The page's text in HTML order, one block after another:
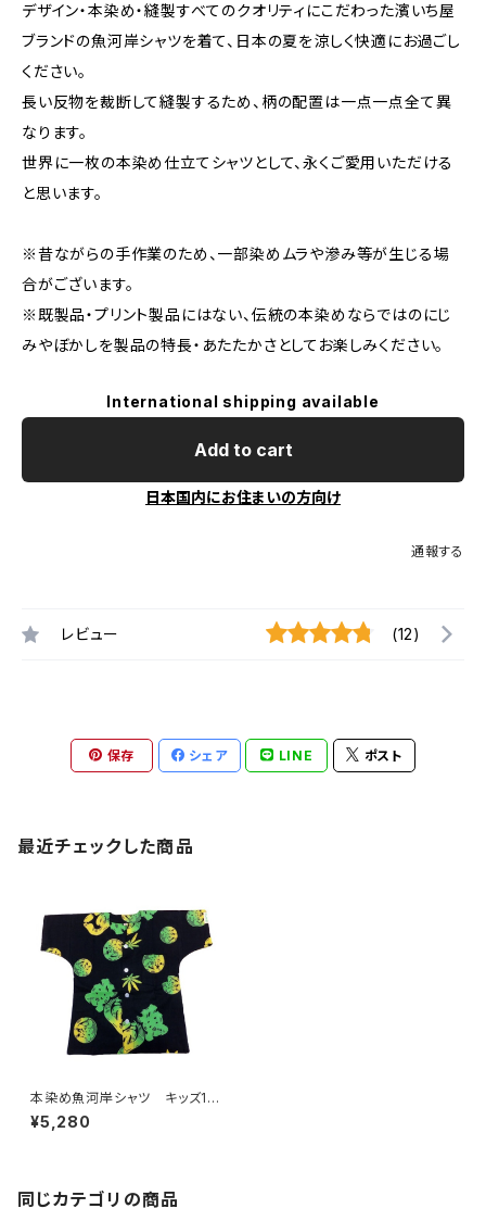
デザイン・本染め・縫製すべてのクオリティにこだわった濱いち屋
ブランドの魚河岸シャツを着て、日本の夏を涼しく快適にお過ごし
ください。
長い反物を裁断して縫製するため、柄の配置は一点一点全て異
なります。
世界に一枚の本染め仕立てシャツとして、永くご愛用いただける
と思います。
※昔ながらの手作業のため、一部染めムラや滲み等が生じる場
合がございます。
※既製品・プリント製品にはない、伝統の本染めならではのにじ
みやぼかしを製品の特長・あたたかさとしてお楽しみください。
International shipping available
Add to cart
日本国内にお住まいの方向け
通報する
レビュー (12)
保存 シェア LINE ポスト
最近チェックした商品
本染め魚河岸シャツ キッズ110
サイズ 認定証付き 木綿晒
麻の葉柄 黒×ジャマイカグラ
ぬぐいシャツ 濱いちシャツ 焼
津 浜通り 港町
¥5,280
同じカテゴリの商品